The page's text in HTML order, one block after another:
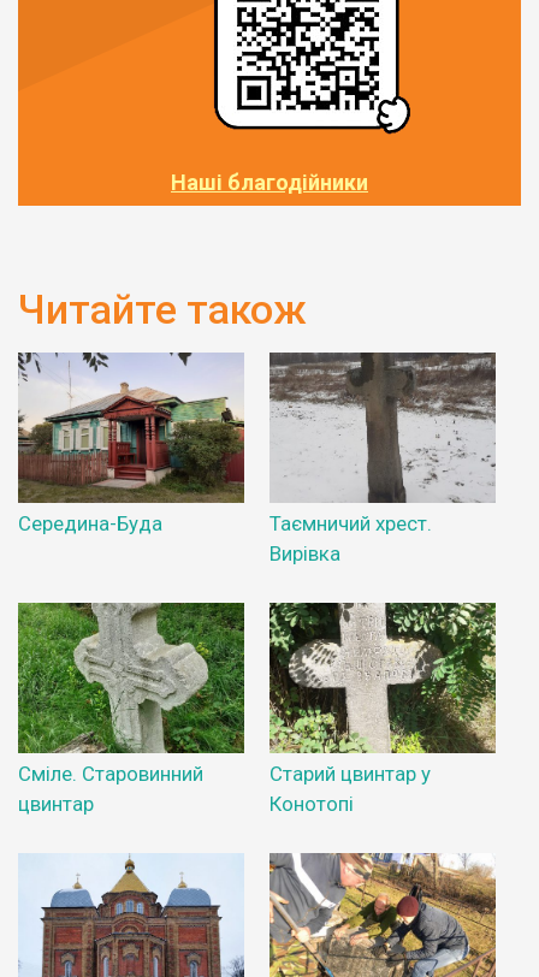
Наші благодійники
Читайте також
Середина-Буда
Таємничий хрест.
Вирівка
Сміле. Старовинний
цвинтар
Старий цвинтар у
Конотопі